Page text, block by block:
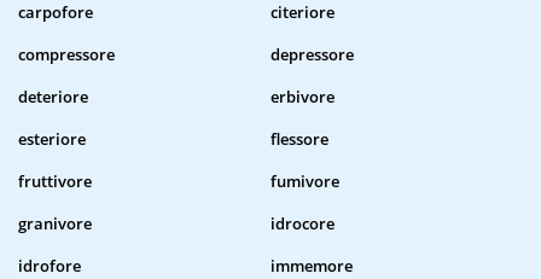
carpofore
citeriore
compressore
depressore
deteriore
erbivore
esteriore
flessore
fruttivore
fumivore
granivore
idrocore
idrofore
immemore